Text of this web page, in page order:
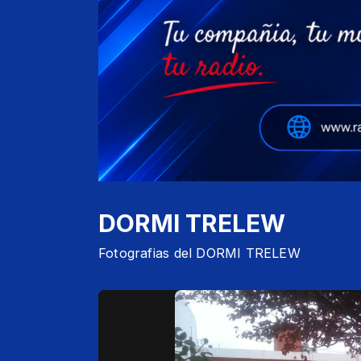
DORMI TRELEW
Fotografias del DORMI TRELEW